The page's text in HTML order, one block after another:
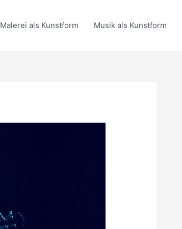
Malerei als Kunstform Musik als Kunstform